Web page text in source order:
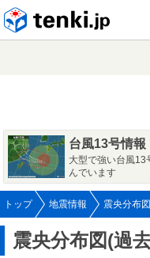
台風13号情報
大型で強い台風13
んでいます
トップ 地震情報 震央分布図
震央分布図(過